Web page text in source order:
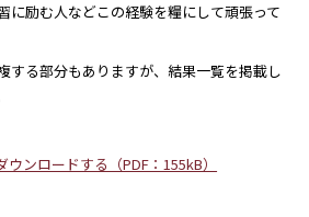
に励む人などこの経験を糧にして頑張って
する部分もありますが、結果一覧を掲載し
ウンロードする（PDF：155kB）